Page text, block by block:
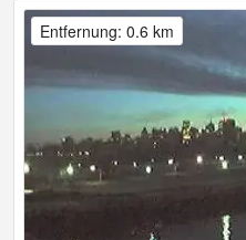
Entfernung: 0.6 km